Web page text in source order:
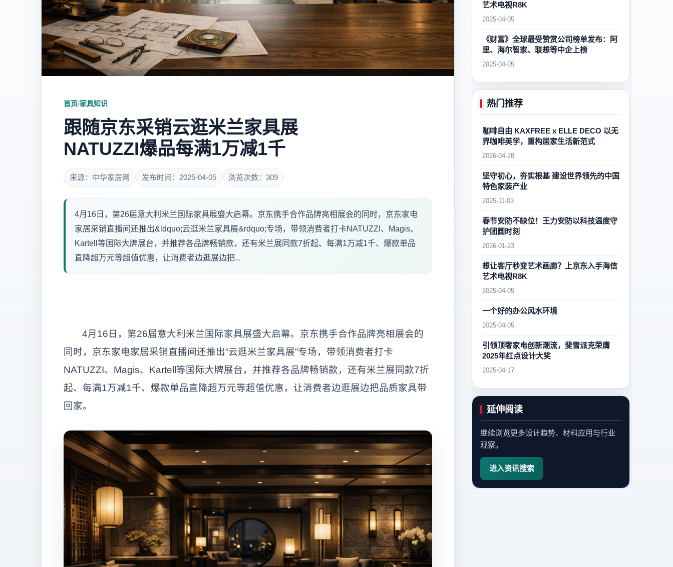
首页/家具知识
跟随京东采销云逛米兰家具展
NATUZZI爆品每满1万减1千
来源：中华家居网 发布时间：2025-04-05 浏览次数：309
4月16日，第26届意大利米兰国际家具展盛大启幕。京东携手合作品牌亮相展会的同时，京东家电
家居采销直播间还推出&ldquo;云逛米兰家具展&rdquo;专场，带领消费者打卡NATUZZI、Magis、
Kartell等国际大牌展台，并推荐各品牌畅销款，还有米兰展同款7折起、每满1万减1千、爆款单品
直降超万元等超值优惠，让消费者边逛展边把...
4月16日，第26届意大利米兰国际家具展盛大启幕。京东携手合作品牌亮相展会的
同时，京东家电家居采销直播间还推出“云逛米兰家具展”专场，带领消费者打卡
NATUZZI、Magis、Kartell等国际大牌展台，并推荐各品牌畅销款，还有米兰展同款7折
起、每满1万减1千、爆款单品直降超万元等超值优惠，让消费者边逛展边把品质家具带
回家。
艺术电视R8K
2025-04-05
《财富》全球最受赞赏公司榜单发布：阿
里、海尔智家、联想等中企上榜
2025-04-05
热门推荐
咖啡自由 KAXFREE x ELLE DECO 以无
界咖啡美学，重构居家生活新范式
2026-04-28
坚守初心，夯实根基 建设世界领先的中国
特色家装产业
2025-11-03
春节安防不缺位！王力安防以科技温度守
护团圆时刻
2026-01-23
想让客厅秒变艺术画廊？上京东入手海信
艺术电视R8K
2025-04-05
一个好的办公风水环境
2025-04-05
引领顶奢家电创新潮流，斐雪派克荣膺
2025年红点设计大奖
2025-04-17
延伸阅读
继续浏览更多设计趋势、材料应用与行业
观察。
进入资讯搜索